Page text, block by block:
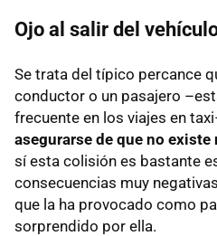
Ojo al salir del
Se trata del típico percance
conductor o un pasajero
frecuente en los viajes en
asegurarse de que no
sí esta colisión es bastante
consecuencias muy
que la ha provocado como
sorprendido por ella.